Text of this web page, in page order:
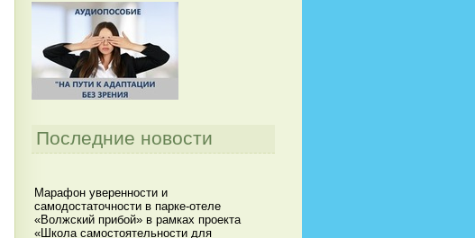
Последние новости
Марафон уверенности и
самодостаточности в парке-отеле
«Волжский прибой» в рамках проекта
«Школа самостоятельности для